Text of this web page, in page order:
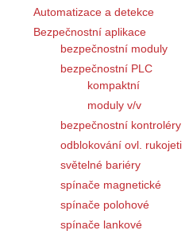
Automatizace a detekce
Bezpečnostní aplikace
bezpečnostní moduly
bezpečnostní PLC
kompaktní
moduly v/v
bezpečnostní kontroléry
odblokování ovl. rukojeti
světelné bariéry
spínače magnetické
spínače polohové
spínače lankové